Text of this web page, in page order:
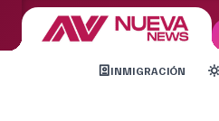
INMIGRACIÓN